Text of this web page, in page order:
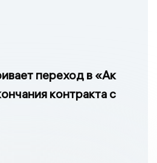
переход в «Ак
контракта с